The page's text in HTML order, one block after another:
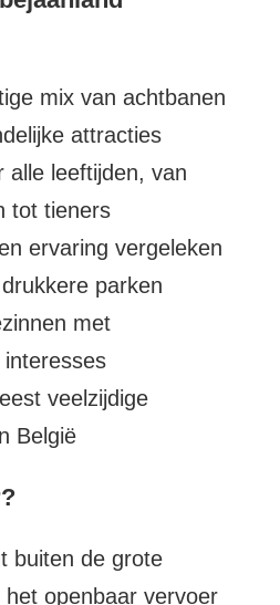
mix van achtbanen
attracties
alle leeftijden, van
tot tieners
ervaring vergeleken
parken
met
interesses
veelzijdige
België
buiten de grote
openbaar vervoer